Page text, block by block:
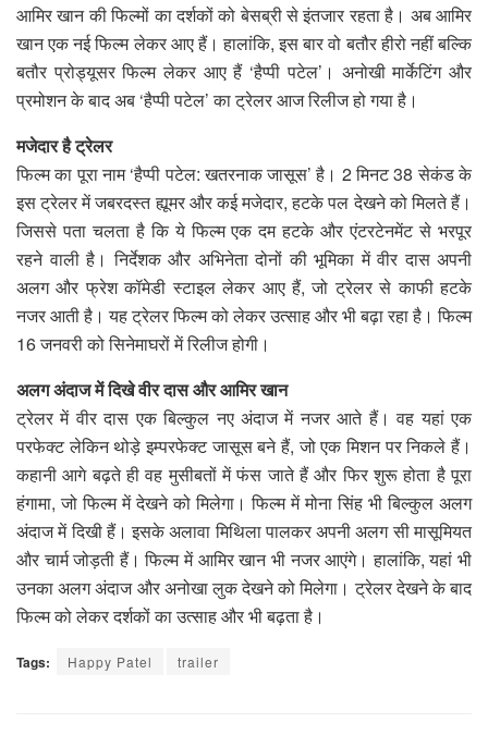
आमिर खान की फिल्मों का दर्शकों को बेसब्री से इंतजार रहता है। अब आमिर
खान एक नई फिल्म लेकर आए हैं। हालांकि, इस बार वो बतौर हीरो नहीं बल्कि
बतौर प्रोड्यूसर फिल्म लेकर आए हैं ‘हैप्पी पटेल’। अनोखी मार्केटिंग और
प्रमोशन के बाद अब ‘हैप्पी पटेल’ का ट्रेलर आज रिलीज हो गया है।
मजेदार है ट्रेलर
फिल्म का पूरा नाम ‘हैप्पी पटेल: खतरनाक जासूस’ है। 2 मिनट 38 सेकंड के
इस ट्रेलर में जबरदस्त ह्यूमर और कई मजेदार, हटके पल देखने को मिलते हैं।
जिससे पता चलता है कि ये फिल्म एक दम हटके और एंटरटेनमेंट से भरपूर
रहने वाली है। निर्देशक और अभिनेता दोनों की भूमिका में वीर दास अपनी
अलग और फ्रेश कॉमेडी स्टाइल लेकर आए हैं, जो ट्रेलर से काफी हटके
नजर आती है। यह ट्रेलर फिल्म को लेकर उत्साह और भी बढ़ा रहा है। फिल्म
16 जनवरी को सिनेमाघरों में रिलीज होगी।
अलग अंदाज में दिखे वीर दास और आमिर खान
ट्रेलर में वीर दास एक बिल्कुल नए अंदाज में नजर आते हैं। वह यहां एक
परफेक्ट लेकिन थोड़े इम्परफेक्ट जासूस बने हैं, जो एक मिशन पर निकले हैं।
कहानी आगे बढ़ते ही वह मुसीबतों में फंस जाते हैं और फिर शुरू होता है पूरा
हंगामा, जो फिल्म में देखने को मिलेगा। फिल्म में मोना सिंह भी बिल्कुल अलग
अंदाज में दिखी हैं। इसके अलावा मिथिला पालकर अपनी अलग सी मासूमियत
और चार्म जोड़ती हैं। फिल्म में आमिर खान भी नजर आएंगे। हालांकि, यहां भी
उनका अलग अंदाज और अनोखा लुक देखने को मिलेगा। ट्रेलर देखने के बाद
फिल्म को लेकर दर्शकों का उत्साह और भी बढ़ता है।
Tags: Happy Patel trailer